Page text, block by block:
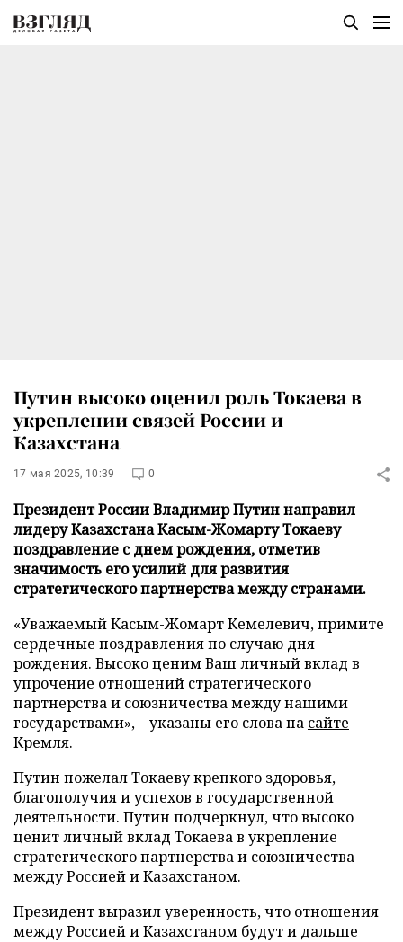
Путин высоко оценил роль Токаева в
укреплении связей России и
Казахстана
17 мая 2025, 10:39 0
Президент России Владимир Путин направил
лидеру Казахстана Касым-Жомарту Токаеву
поздравление с днем рождения, отметив
значимость его усилий для развития
стратегического партнерства между странами.
«Уважаемый Касым-Жомарт Кемелевич, примите
сердечные поздравления по случаю дня
рождения. Высоко ценим Ваш личный вклад в
упрочение отношений стратегического
партнерства и союзничества между нашими
государствами», – указаны его слова на сайте
Кремля.
Путин пожелал Токаеву крепкого здоровья,
благополучия и успехов в государственной
деятельности. Путин подчеркнул, что высоко
ценит личный вклад Токаева в укрепление
стратегического партнерства и союзничества
между Россией и Казахстаном.
Президент выразил уверенность, что отношения
между Россией и Казахстаном будут и дальше